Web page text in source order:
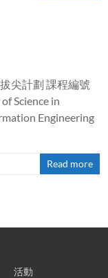
尖計劃 課程編號
Science in
Engineering
Read more
活動